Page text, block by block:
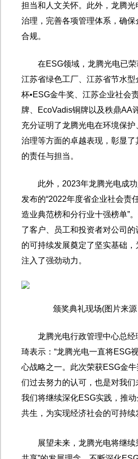
担当和人文关怀。此外，龙腾光
治理，完善各项管理体系，确
合规。
在ESG领域，龙腾光电已
江苏省绿色工厂、江苏省节水
杯•ESG金牛奖、江苏企业社会
牌、
EcoVadis铜牌以及秩鼎AA
充分证明了龙腾光电在环境保护
治理等方面的卓越表现，彰显
的责任与担当。
此外， 2023年龙腾光电成
发布的“2022年度省企业社会责
造业典范榜和分行业十强榜单”
了客户、员工和投资者对公司的
的可持续发展奠定了坚实基础
注入了强劲动力。
颁奖典礼现场(图片来
龙腾光电行政管理中心总
琦表示：“龙腾光电一直将ESG
心战略之一。此次荣获ESG金
们过去努力的认可，也是对我们
我们将继续深化ESG实践，推
共生，为实现经济社会的可持续
展望未来，龙腾光电将继续